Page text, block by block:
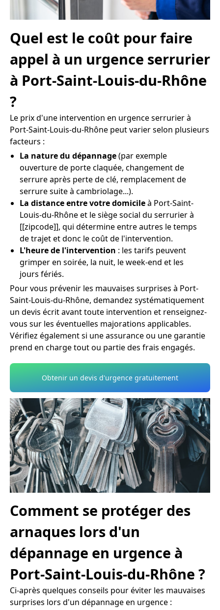
Quel est le coût pour faire
appel à un urgence serrurier
à Port-Saint-Louis-du-Rhône
?
Le prix d'une intervention en urgence serrurier à
Port-Saint-Louis-du-Rhône peut varier selon plusieurs
facteurs :
La nature du dépannage(par exemple
ouverture de porte claquée, changement de
serrure après perte de clé, remplacement de
serrure suite à cambriolage...).
La distance entre votre domicileà Port-Saint-
Louis-du-Rhône et le siège social du serrurier à
[[zipcode]], qui détermine entre autres le temps
de trajet et donc le coût de l'intervention.
L'heure de l'intervention : les tarifs peuvent
grimper en soirée, la nuit, le week-end et les
jours fériés.
Pour vous prévenir les mauvaises surprises à Port-
Saint-Louis-du-Rhône, demandez systématiquement
un devis écrit avant toute intervention et renseignez-
vous sur les éventuelles majorations applicables.
Vérifiez également si une assurance ou une garantie
prend en charge tout ou partie des frais engagés.
Obtenir un devis d'urgence gratuitement
Comment se protéger des
arnaques lors d'un
dépannage en urgence à
Port-Saint-Louis-du-Rhône ?
Ci-après quelques conseils pour éviter les mauvaises
surprises lors d'un dépannage en urgence :